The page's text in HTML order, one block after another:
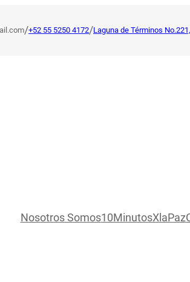
/+52 55 5250 4172/Laguna de Términos
Nosotros Somos10MinutosXlaPaz